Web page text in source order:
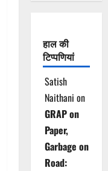
हाल की
टिप्पणियां
Satish
Naithani on
GRAP on
Paper,
Garbage on
Road: